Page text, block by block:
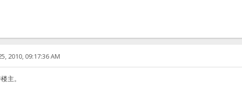
2010, 09:17:36 AM
主。